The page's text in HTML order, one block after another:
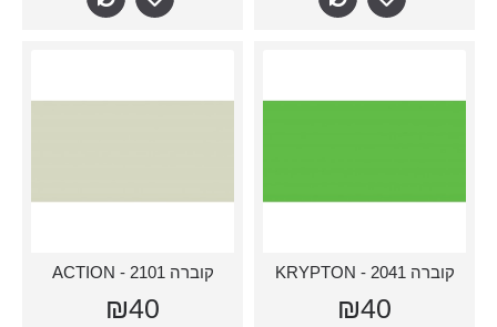
קוברה 2041 - KRYPTON
₪40
קוברה 2101 - ACTION
₪40